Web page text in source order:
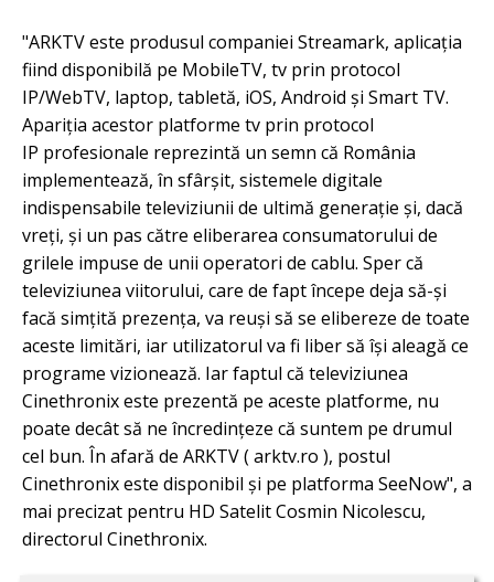
"ARKTV este produsul companiei Streamark, aplicația
fiind disponibilă pe MobileTV, tv prin protocol
IP/WebTV, laptop, tabletă, iOS, Android și Smart TV.
Apariția acestor platforme tv prin protocol
IP profesionale reprezintă un semn că România
implementează, în sfârșit, sistemele digitale
indispensabile televiziunii de ultimă generație și, dacă
vreți, și un pas către eliberarea consumatorului de
grilele impuse de unii operatori de cablu. Sper că
televiziunea viitorului, care de fapt începe deja să-și
facă simțită prezența, va reuși să se elibereze de toate
aceste limitări, iar utilizatorul va fi liber să își aleagă ce
programe vizionează. Iar faptul că televiziunea
Cinethronix este prezentă pe aceste platforme, nu
poate decât să ne încredințeze că suntem pe drumul
cel bun. În afară de ARKTV ( arktv.ro ), postul
Cinethronix este disponibil și pe platforma SeeNow", a
mai precizat pentru HD Satelit Cosmin Nicolescu,
directorul Cinethronix.